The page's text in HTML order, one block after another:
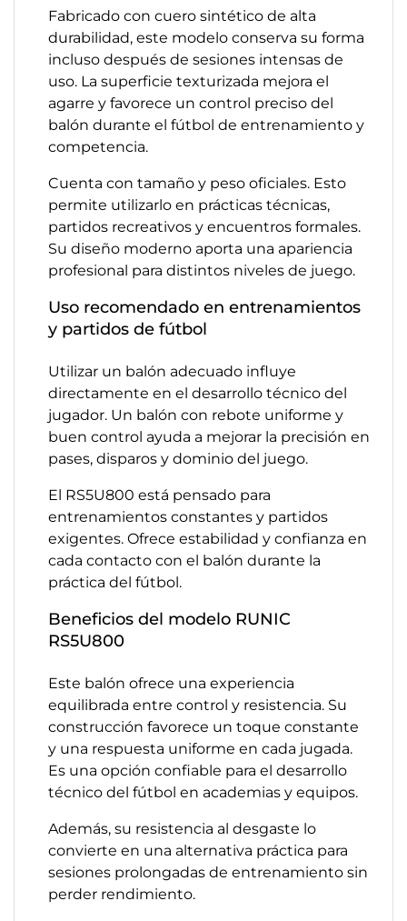
Fabricado con cuero sintético de alta
durabilidad, este modelo conserva su forma
incluso después de sesiones intensas de
uso. La superficie texturizada mejora el
agarre y favorece un control preciso del
balón durante el fútbol de entrenamiento y
competencia.
Cuenta con tamaño y peso oficiales. Esto
permite utilizarlo en prácticas técnicas,
partidos recreativos y encuentros formales.
Su diseño moderno aporta una apariencia
profesional para distintos niveles de juego.
Uso recomendado en entrenamientos
y partidos de fútbol
Utilizar un balón adecuado influye
directamente en el desarrollo técnico del
jugador. Un balón con rebote uniforme y
buen control ayuda a mejorar la precisión en
pases, disparos y dominio del juego.
El RS5U800 está pensado para
entrenamientos constantes y partidos
exigentes. Ofrece estabilidad y confianza en
cada contacto con el balón durante la
práctica del fútbol.
Beneficios del modelo RUNIC
RS5U800
Este balón ofrece una experiencia
equilibrada entre control y resistencia. Su
construcción favorece un toque constante
y una respuesta uniforme en cada jugada.
Es una opción confiable para el desarrollo
técnico del fútbol en academias y equipos.
Además, su resistencia al desgaste lo
convierte en una alternativa práctica para
sesiones prolongadas de entrenamiento sin
perder rendimiento.